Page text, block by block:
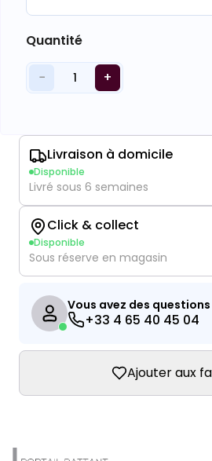
Quantité
− 1 +
Livraison à domicile
Disponible
Livré sous 6 semaines
Click & collect
Disponible
Sous réserve en magasin
Vous avez des
+33 4 65 40 45 04
Ajouter aux